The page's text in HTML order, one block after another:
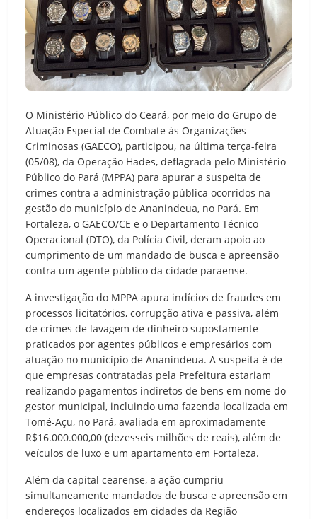
O Ministério Público do Ceará, por meio do Grupo de
Atuação Especial de Combate às Organizações
Criminosas (GAECO), participou, na última terça-feira
(05/08), da Operação Hades, deflagrada pelo Ministério
Público do Pará (MPPA) para apurar a suspeita de
crimes contra a administração pública ocorridos na
gestão do município de Ananindeua, no Pará. Em
Fortaleza, o GAECO/CE e o Departamento Técnico
Operacional (DTO), da Polícia Civil, deram apoio ao
cumprimento de um mandado de busca e apreensão
contra um agente público da cidade paraense.
A investigação do MPPA apura indícios de fraudes em
processos licitatórios, corrupção ativa e passiva, além
de crimes de lavagem de dinheiro supostamente
praticados por agentes públicos e empresários com
atuação no município de Ananindeua. A suspeita é de
que empresas contratadas pela Prefeitura estariam
realizando pagamentos indiretos de bens em nome do
gestor municipal, incluindo uma fazenda localizada em
Tomé-Açu, no Pará, avaliada em aproximadamente
R$16.000.000,00 (dezesseis milhões de reais), além de
veículos de luxo e um apartamento em Fortaleza.
Além da capital cearense, a ação cumpriu
simultaneamente mandados de busca e apreensão em
endereços localizados em cidades da Região